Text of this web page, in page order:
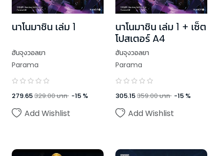
นาโนมาชิน เล่ม 1
ฮันจุงวอลยา
Parama
279.65329.00บาท -15 %
Add Wishlist
นาโนมาชิน เล่ม 1 + เซ็ต
โปสเตอร์ A4
ฮันจุงวอลยา
Parama
305.15359.00บาท -15 %
Add Wishlist